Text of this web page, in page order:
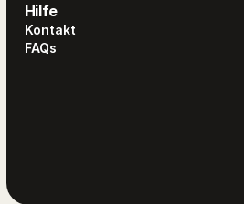
Hilfe
Kontakt
FAQs